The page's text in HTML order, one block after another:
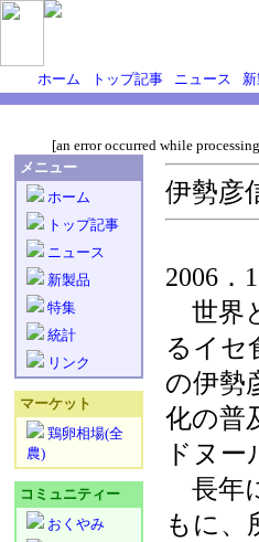
ホーム トップ記事 ニュース
[an error occurred while
メニュー
ホーム
トップ記事
ニュース
新製品
特集
統計
リンク
マーケット
鶏卵相場(全
農)
コミュニティー
おくやみ
伊勢彦
2006．
世界
るイセ
の伊勢
化の普
ドヌ
長年
もに、